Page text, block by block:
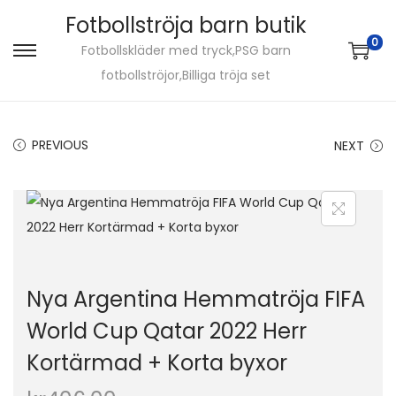
k
n
a
g
a
t
k
c
o
e
n
t
Fotbollströja barn butik
Fotbollskläder med tryck,PSG barn
fotbollströjor,Billiga tröja set
0
PREVIOUS NEXT
Nya Argentina Hemmatröja FIFA
World Cup Qatar 2022 Herr
Kortärmad + Korta byxor